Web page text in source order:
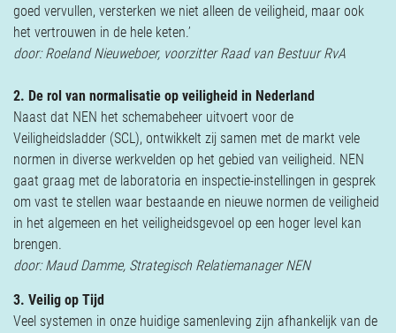
goed vervullen, versterken we niet alleen de veiligheid, maar ook
het vertrouwen in de hele keten.’
door: Roeland Nieuweboer, voorzitter Raad van Bestuur RvA
2. De rol van normalisatie op veiligheid in Nederland
Naast dat NEN het schemabeheer uitvoert voor de
Veiligheidsladder (SCL), ontwikkelt zij samen met de markt vele
normen in diverse werkvelden op het gebied van veiligheid. NEN
gaat graag met de laboratoria en inspectie-instellingen in gesprek
om vast te stellen waar bestaande en nieuwe normen de veiligheid
in het algemeen en het veiligheidsgevoel op een hoger level kan
brengen.
door: Maud Damme, Strategisch Relatiemanager NEN
3. Veilig op Tijd
Veel systemen in onze huidige samenleving zijn afhankelijk van de